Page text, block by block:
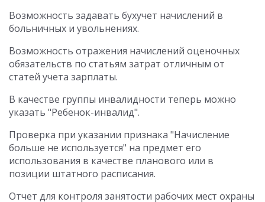
Возможность задавать бухучет начислений в
больничных и увольнениях.
Возможность отражения начислений оценочных
обязательств по статьям затрат отличным от
статей учета зарплаты.
В качестве группы инвалидности теперь можно
указать "Ребенок-инвалид".
Проверка при указании признака "Начисление
больше не используется" на предмет его
использования в качестве планового или в
позиции штатного расписания.
Отчет для контроля занятости рабочих мест охраны